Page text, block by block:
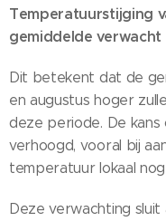
Temperatuurstijging
gemiddelde verwacht
Dit betekent dat de
en augustus hoger
deze periode. De
verhoogd, vooral bij
temperatuur lokaal
Deze verwachting